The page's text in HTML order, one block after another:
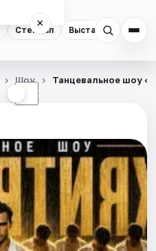
Стендап Выставки
×
☾
Шоу Танцевальное шоу